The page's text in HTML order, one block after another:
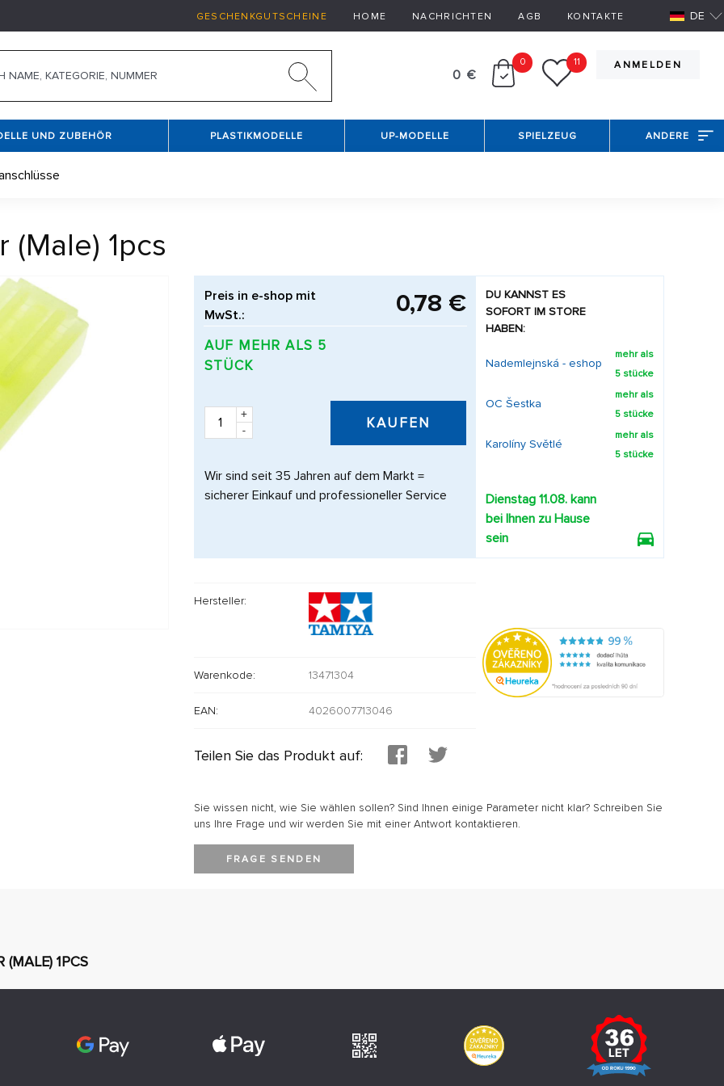
GESCHENKGUTSCHEINE HOME NACHRICHTEN AGB KONTAKTE DE
ANMELDEN
0 €
0 11
UND ZUBEHÖR PLASTIKMODELLE UP-MODELLE SPIELZEUG ANDERE
(Male) 1pcs
Preis in e-shop mit
MwSt.:
0,78 €
AUF MEHR ALS 5
STÜCK
+
-
KAUFEN
Wir sind seit 35 Jahren auf dem Markt =
sicherer Einkauf und professioneller Service
DU KANNST ES
SOFORT IM STORE
HABEN:
Nademlejnská - eshop
mehr als
5 stücke
OC Šestka
mehr als
5 stücke
Karolíny Světlé
mehr als
5 stücke
Dienstag 11.08. kann
bei Ihnen zu Hause
sein
Hersteller:
Warenkode: 13471304
EAN: 4026007713046
Teilen Sie das Produkt auf:
Sie wissen nicht, wie Sie wählen sollen? Sind Ihnen einige Parameter nicht klar? Schreiben Sie
uns Ihre Frage und wir werden Sie mit einer Antwort kontaktieren.
FRAGE SENDEN
1PCS